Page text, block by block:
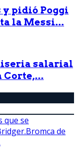
y pidió Poggi
la Messi...
salarial